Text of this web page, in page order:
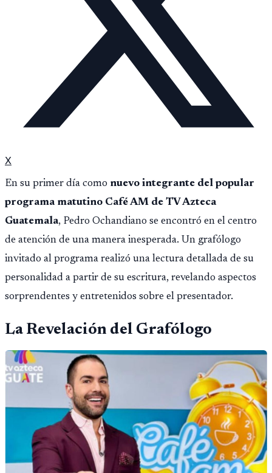
X
En su primer día como nuevo integrante del popular
programa matutino Café AM de TV Azteca
Guatemala, Pedro Ochandiano se encontró en el centro
de atención de una manera inesperada. Un grafólogo
invitado al programa realizó una lectura detallada de su
personalidad a partir de su escritura, revelando aspectos
sorprendentes y entretenidos sobre el presentador.
La Revelación del Grafólogo